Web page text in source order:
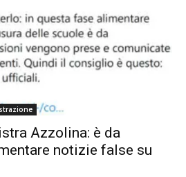
Azzolina: è da
notizie false su